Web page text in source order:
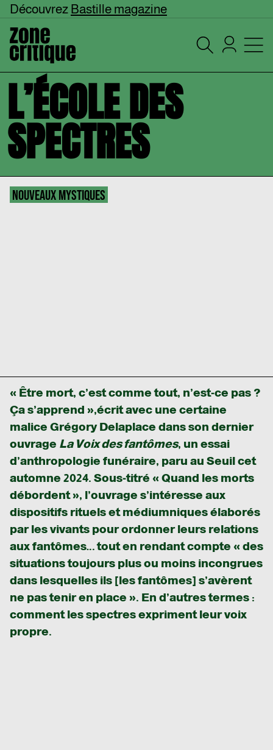
Découvrez Bastille magazine
L’ÉCOLE DES
SPECTRES
NOUVEAUX MYSTIQUES
« Être mort, c’est comme tout, n’est-ce pas ?
Ça s’apprend »,écrit avec une certaine
malice Grégory Delaplace dans son dernier
ouvrage La Voix des fantômes, un essai
d’anthropologie funéraire, paru au Seuil cet
automne 2024. Sous-titré « Quand les morts
débordent », l’ouvrage s’intéresse aux
dispositifs rituels et médiumniques élaborés
par les vivants pour ordonner leurs relations
aux fantômes… tout en rendant compte « des
situations toujours plus ou moins incongrues
dans lesquelles ils [les fantômes] s’avèrent
ne pas tenir en place ». En d’autres termes :
comment les spectres expriment leur voix
propre.